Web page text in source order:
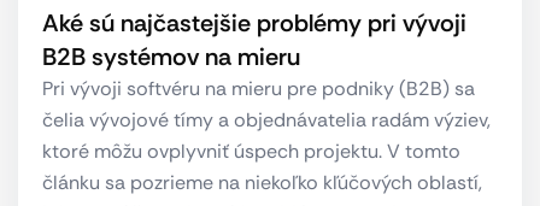
Aké sú najčastejšie problémy pri vývoji
B2B systémov na mieru
Pri vývoji softvéru na mieru pre podniky (B2B) sa
čelia vývojové tímy a objednávatelia radám výziev,
ktoré môžu ovplyvniť úspech projektu. V tomto
článku sa pozrieme na niekoľko kľúčových oblastí,